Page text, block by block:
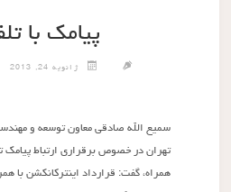
پیامک با
ژانویه 24, 2013
سمیع ‌الله صادقی معاون توسعه و
تهران در خصوص برقراری ارتباط پیامک
همراه، گفت: قرارداد اینترکانکشن با